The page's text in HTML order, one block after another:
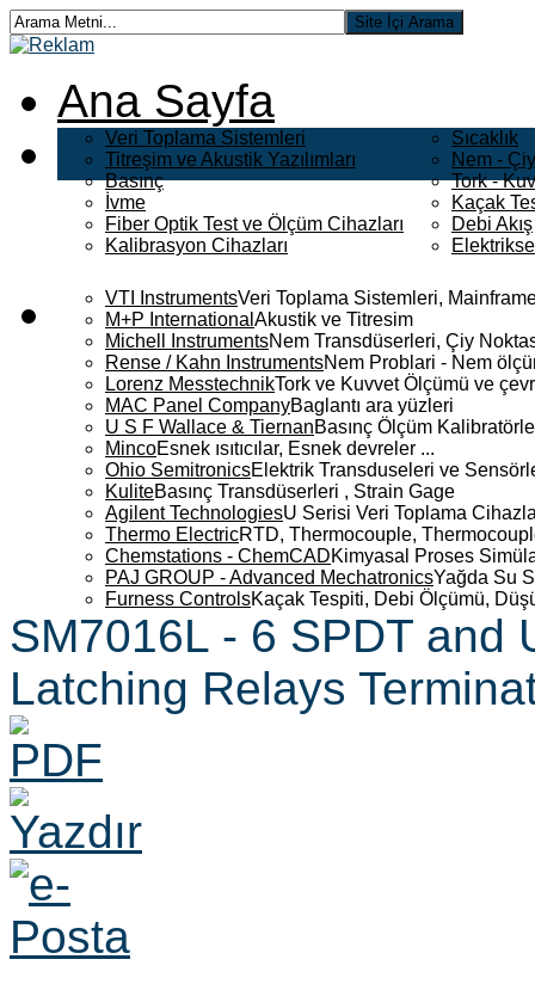
Ana Sayfa
Veri Toplama Sistemleri
Titreşim ve Akustik Yazılımları
Basınç
İvme
Fiber Optik Test ve Ölçüm Cihazları
Kalibrasyon Cihazları
Sıcaklık
Nem -
Tork -
Kaçak
Debi Akış
VTI InstrumentsVeri Toplama Sistemleri,
M+P International Akustik ve Titresim
Michell InstrumentsNem Transdüserleri, Çiy
Rense / Kahn InstrumentsNem Problari - Nem
Lorenz MesstechnikTork ve Kuvvet Ölçümü ve
MAC Panel CompanyBaglantı ara yüzleri
U S F Wallace & TiernanBasınç Ölçüm
MincoEsnek ısıtıcılar, Esnek devreler ...
Ohio SemitronicsElektrik Transduseleri ve
KuliteBasınç Transdüserleri , Strain Gage
Agilent TechnologiesU Serisi Veri Toplama
Thermo ElectricRTD, Thermocouple,
Chemstations - ChemCADKimyasal Proses
PAJ GROUP - Advanced MechatronicsYağda Su
Furness ControlsKaçak Tespiti, Debi Ölçümü,
SM7016L - 6 SPDT and
Latching Relays